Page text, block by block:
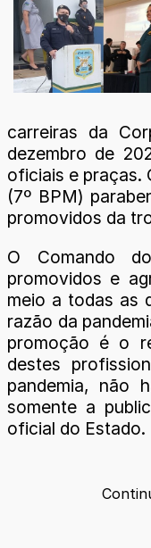
carreiras da
dezembro de
oficiais e praças.
(7º BPM)
promovidos da
O Comando
promovidos e
meio a todas as
razão da
promoção é o
destes
pandemia, não
somente a
oficial do Estado.